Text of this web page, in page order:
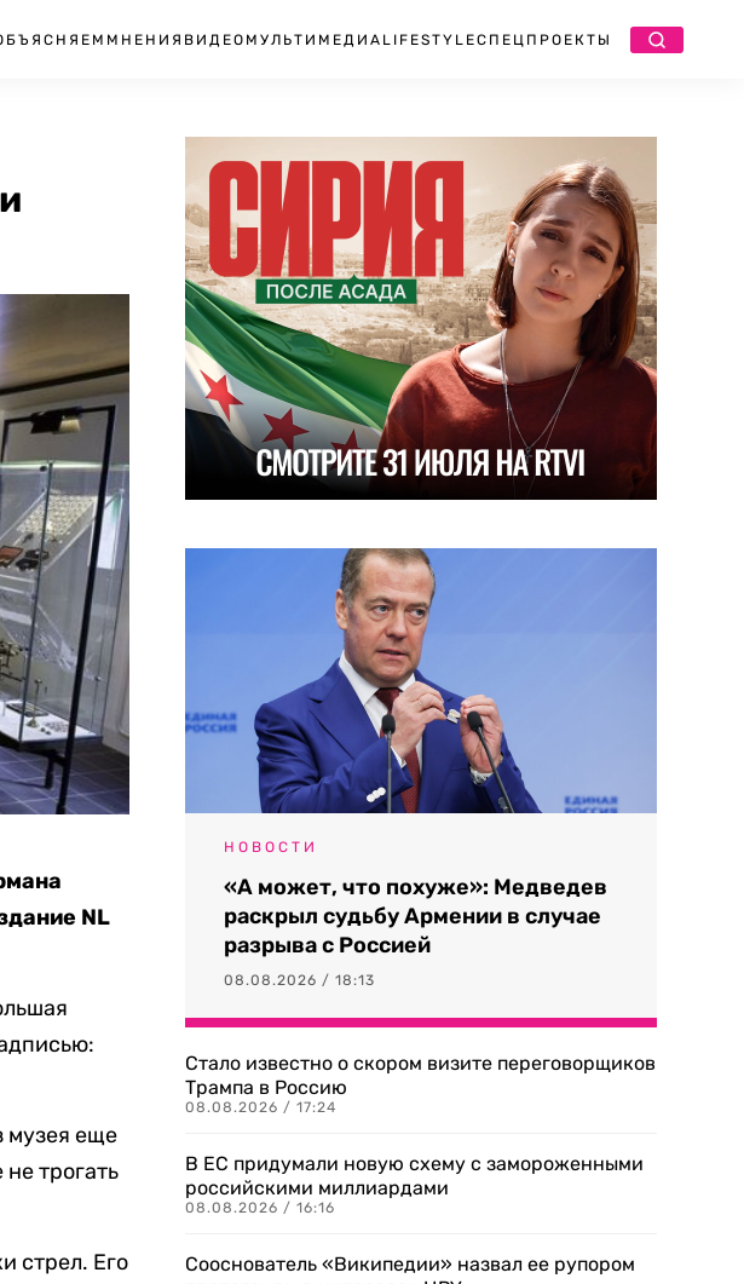
МНЕНИЯ ВИДЕО МУЛЬТИМЕДИА LIFESTYLEСПЕЦПРОЕКТЫ
NL
музея еще
трогать
стрел. Его
НОВОСТИ
«А может, что похуже»: Медведев
раскрыл судьбу Армении в случае
разрыва с Россией
08.08.2026 / 18:13
Стало известно о скором визите переговорщиков
Трампа в Россию
08.08.2026 / 17:24
В ЕС придумали новую схему с замороженными
российскими миллиардами
08.08.2026 / 16:16
Сооснователь «Википедии» назвал ее рупором